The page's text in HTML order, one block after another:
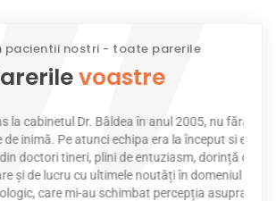
pacientii nostri - toate parerile
voastre
Dr. Bâldea în anul 2005, nu fără
Pe atunci echipa era la început si era
tineri, plini de entuziasm, dorință de
de lucru cu ultimele noutăți în domeniul
care mi-au schimbat percepția asupra